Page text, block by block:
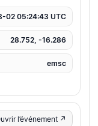
02 05:24:43 UTC
28.752, -16.286
emsc
l’événement ↗